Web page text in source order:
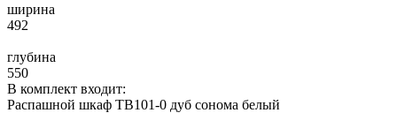
ширина
492
глубина
550
В комплект входит:
Распашной шкаф TB101-0 дуб сонома белый